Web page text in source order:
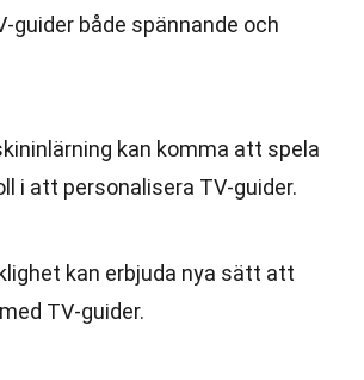
guider både spännande och
kan komma att spela
i att personalisera TV-guider.
kan erbjuda nya sätt att
TV-guider.